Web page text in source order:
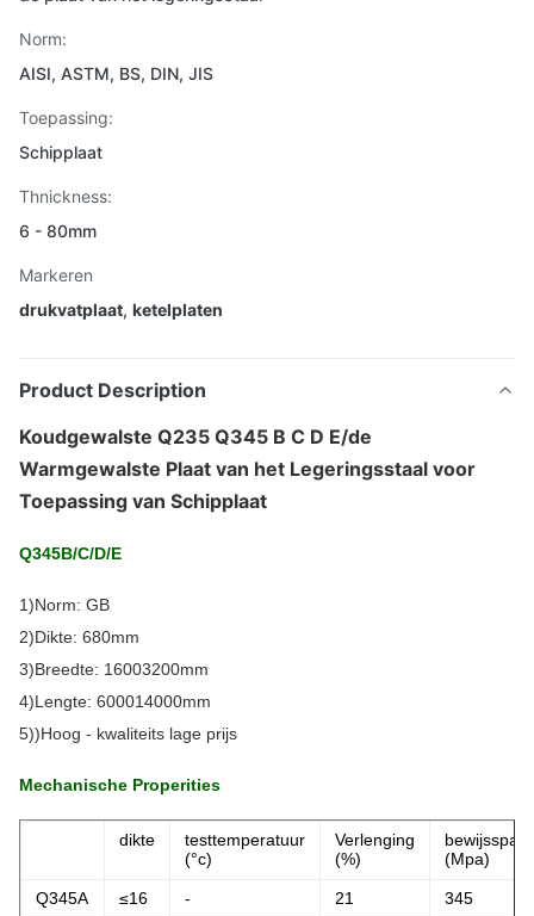
Norm:
AISI, ASTM, BS, DIN, JIS
Toepassing:
Schipplaat
Thnickness:
6 - 80mm
Markeren
drukvatplaat, ketelplaten
Product Description
Koudgewalste Q235 Q345 B C D E/de
Warmgewalste Plaat van het Legeringsstaal voor
Toepassing van Schipplaat
Q345B/C/D/E
1)Norm: GB
2)Dikte: 680mm
3)Breedte: 16003200mm
4)Lengte: 600014000mm
5))Hoog - kwaliteits lage prijs
Mechanische Properities
dikte
testtemperatuur
(°c)
Verlenging
(%)
(Mpa)
Q345A ≤16 - 21 345